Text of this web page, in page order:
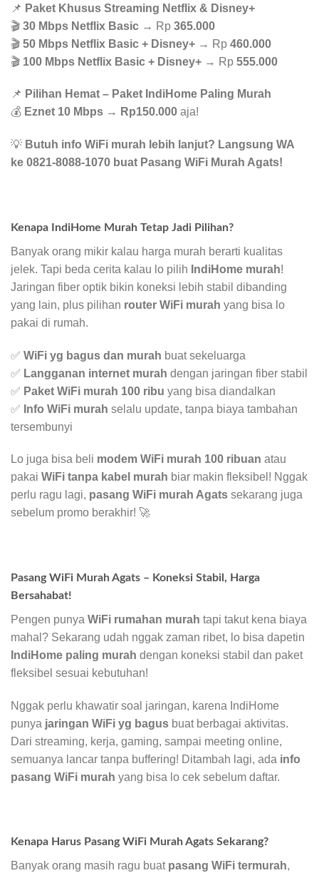
📌 Paket Khusus Streaming Netflix & Disney+
🎬 30 Mbps Netflix Basic → Rp 365.000
🎬 50 Mbps Netflix Basic + Disney+ → Rp 460.000
🎬 100 Mbps Netflix Basic + Disney+ → Rp 555.000
📌 Pilihan Hemat – Paket IndiHome Paling Murah
💰 Eznet 10 Mbps → Rp150.000 aja!
💡 Butuh info WiFi murah lebih lanjut? Langsung WA
ke 0821-8088-1070 buat Pasang WiFi Murah Agats!
Kenapa IndiHome Murah Tetap Jadi Pilihan?
Banyak orang mikir kalau harga murah berarti kualitas
jelek. Tapi beda cerita kalau lo pilih IndiHome murah!
Jaringan fiber optik bikin koneksi lebih stabil dibanding
yang lain, plus pilihan router WiFi murah yang bisa lo
pakai di rumah.
✅ WiFi yg bagus dan murah buat sekeluarga
✅ Langganan internet murah dengan jaringan fiber stabil
✅ Paket WiFi murah 100 ribu yang bisa diandalkan
✅ Info WiFi murah selalu update, tanpa biaya tambahan
tersembunyi
Lo juga bisa beli modem WiFi murah 100 ribuan atau
pakai WiFi tanpa kabel murah biar makin fleksibel! Nggak
perlu ragu lagi, pasang WiFi murah Agats sekarang juga
sebelum promo berakhir! 🚀
Pasang WiFi Murah Agats – Koneksi Stabil, Harga
Bersahabat!
Pengen punya WiFi rumahan murah tapi takut kena biaya
mahal? Sekarang udah nggak zaman ribet, lo bisa dapetin
IndiHome paling murah dengan koneksi stabil dan paket
fleksibel sesuai kebutuhan!
Nggak perlu khawatir soal jaringan, karena IndiHome
punya jaringan WiFi yg bagus buat berbagai aktivitas.
Dari streaming, kerja, gaming, sampai meeting online,
semuanya lancar tanpa buffering! Ditambah lagi, ada info
pasang WiFi murah yang bisa lo cek sebelum daftar.
Kenapa Harus Pasang WiFi Murah Agats Sekarang?
Banyak orang masih ragu buat pasang WiFi termurah,